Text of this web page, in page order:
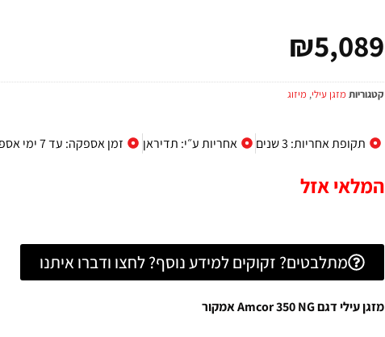
₪5,089
קטגוריות מזגן עילי, מיזוג
תקופת אחריות: 3 שנים אחריות ע״י: תדיראן זמן אספקה: עד 7 ימי אספקה
המלאי אזל
מתלבטים? זקוקים למידע נוסף? לחצו ודברו איתנו
מזגן עילי דגם Amcor 350 NG אמקור